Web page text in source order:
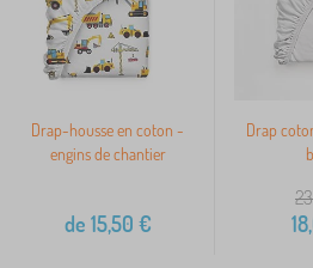
Drap-housse en coton -
engins de chantier
de 15,50 €
Drap